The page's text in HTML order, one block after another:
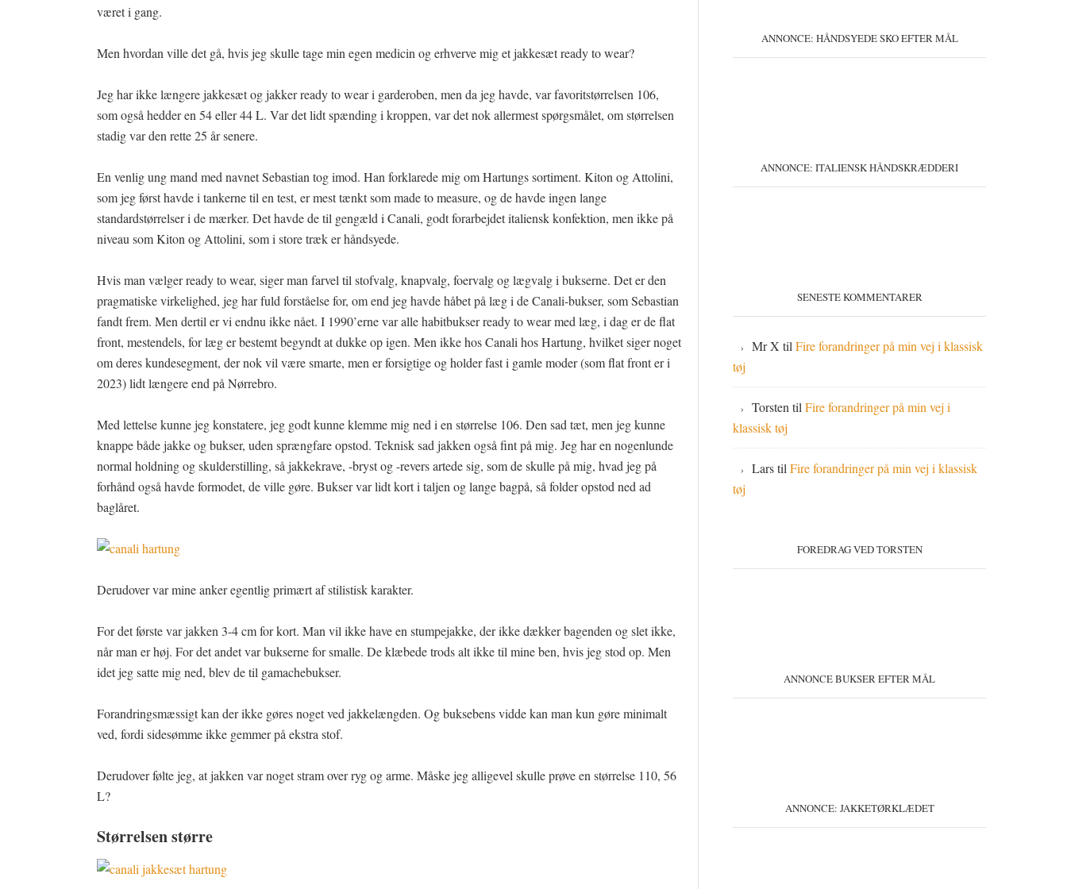
været i gang.
Men hvordan ville det gå, hvis jeg skulle tage min egen medicin og erhverve mig et jakkesæt ready to wear?
Jeg har ikke længere jakkesæt og jakker ready to wear i garderoben, men da jeg havde, var favoritstørrelsen 106,
som også hedder en 54 eller 44 L. Var det lidt spænding i kroppen, var det nok allermest spørgsmålet, om størrelsen
stadig var den rette 25 år senere.
En venlig ung mand med navnet Sebastian tog imod. Han forklarede mig om Hartungs sortiment. Kiton og Attolini,
som jeg først havde i tankerne til en test, er mest tænkt som made to measure, og de havde ingen lange
standardstørrelser i de mærker. Det havde de til gengæld i Canali, godt forarbejdet italiensk konfektion, men ikke på
niveau som Kiton og Attolini, som i store træk er håndsyede.
Hvis man vælger ready to wear, siger man farvel til stofvalg, knapvalg, foervalg og lægvalg i bukserne. Det er den
pragmatiske virkelighed, jeg har fuld forståelse for, om end jeg havde håbet på læg i de Canali-bukser, som Sebastian
fandt frem. Men dertil er vi endnu ikke nået. I 1990’erne var alle habitbukser ready to wear med læg, i dag er de flat
front, mestendels, for læg er bestemt begyndt at dukke op igen. Men ikke hos Canali hos Hartung, hvilket siger noget
om deres kundesegment, der nok vil være smarte, men er forsigtige og holder fast i gamle moder (som flat front er i
2023) lidt længere end på Nørrebro.
Med lettelse kunne jeg konstatere, jeg godt kunne klemme mig ned i en størrelse 106. Den sad tæt, men jeg kunne
knappe både jakke og bukser, uden sprængfare opstod. Teknisk sad jakken også fint på mig. Jeg har en nogenlunde
normal holdning og skulderstilling, så jakkekrave, -bryst og -revers artede sig, som de skulle på mig, hvad jeg på
forhånd også havde formodet, de ville gøre. Bukser var lidt kort i taljen og lange bagpå, så folder opstod ned ad
baglåret.
Derudover var mine anker egentlig primært af stilistisk karakter.
For det første var jakken 3-4 cm for kort. Man vil ikke have en stumpejakke, der ikke dækker bagenden og slet ikke,
når man er høj. For det andet var bukserne for smalle. De klæbede trods alt ikke til mine ben, hvis jeg stod op. Men
idet jeg satte mig ned, blev de til gamachebukser.
Forandringsmæssigt kan der ikke gøres noget ved jakkelængden. Og buksebens vidde kan man kun gøre minimalt
ved, fordi sidesømme ikke gemmer på ekstra stof.
Derudover følte jeg, at jakken var noget stram over ryg og arme. Måske jeg alligevel skulle prøve en størrelse 110, 56
L?
Størrelsen større
ANNONCE: HÅNDSYEDE SKO EFTER MÅL
ANNONCE: ITALIENSK HÅNDSKRÆDDERI
SENESTE KOMMENTARER
Mr X til Fire forandringer på min vej i klassisk
tøj
Torsten til Fire forandringer på min vej i
klassisk tøj
Larstil Fire forandringer på min vej i klassisk
tøj
FOREDRAG VED TORSTEN
ANNONCE BUKSER EFTER MÅL
ANNONCE: JAKKETØRKLÆDET